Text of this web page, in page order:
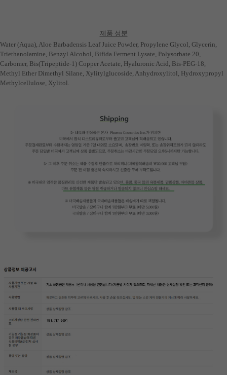
제품 성분
Water (Aqua), Aloe Barbadensis Leaf Juice Powder, Propylene Glycol, Glycerin,
Triethanolamine, Benzyl Alcohol, Bifida Ferment Lysate, Polysorbate 20,
Carbomer, Bis(Tripeptide-1) Copper Acetate, Hyaluronic Acid, Bis-PEG-18,
Methyl Ether Dimethyl Silane, Xylitylglucoside, Anhydroxylitol, Hydroxypropyl
Methylcellulose, Xylitol.